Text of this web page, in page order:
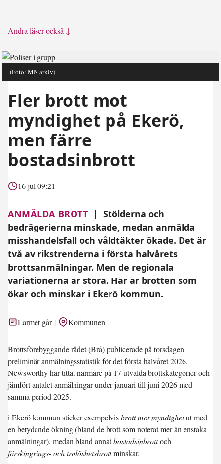
Andra läser också ↓
(Foto: MN arkiv)
Fler brott mot
myndighet på Ekerö,
men färre
bostadsinbrott
16 jul 09:21
ANMÄLDA BROTT | Stölderna och
bedrägerierna minskade, medan anmälda
misshandelsfall och våldtäkter ökade. Det är
två av rikstrenderna i första halvårets
brottsanmälningar. Men de regionala
variationerna är stora. Här är brotten som
ökar och minskar i Ekerö kommun.
Larmet går Kommunen
Brottsförebyggande rådet (Brå) publicerade på torsdagen
preliminär anmälningsstatistik för det första halvåret 2026.
Newsworthy har tittat närmare på 17 utvalda brottskategorier och
jämfört antalet anmälningar under januari till juni 2026 med
samma period 2025.
i Ekerö kommun sticker exempelvisbrott mot myndighetut med
en betydande ökning (bland de brott som noterat mer än enstaka
anmälningar), medan bland annatbostadsinbrottoch
förskingrings- och trolöshetsbrottminskar.